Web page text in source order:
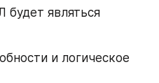
являться
и логическое